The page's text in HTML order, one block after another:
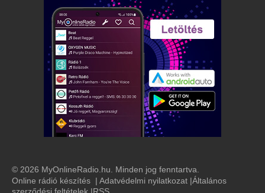
© 2026 MyOnlineRadio.hu. Minden jog fenntartva.
Online rádió készítés | Adatvédelmi nyilatkozat |Általános